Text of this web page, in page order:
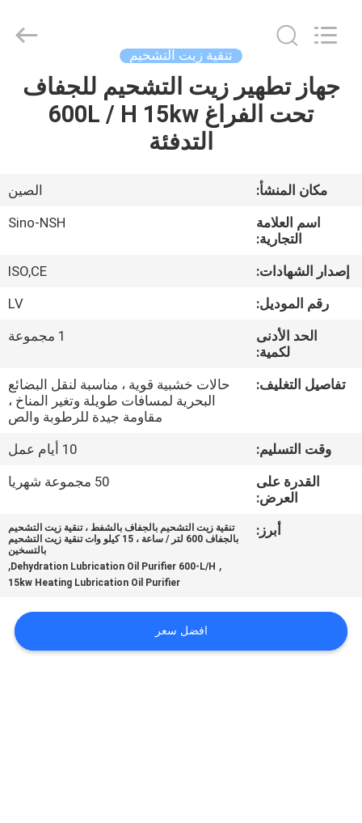
الصفحة
الرئيسية
معلومات
جولة
اتصل
اطلب
اقتباس
Manufacture
Reserved.
تنقية زيت التشحيم
جهاز تطهير زيت التشحيم للجفاف
تحت الفراغ 600L / H 15kw
التدفئة
مكان المنشأ:
الصين
اسم العلامة
التجارية:
Sino-NSH
إصدار الشهادات:
ISO,CE
رقم الموديل:
LV
الحد الأدنى
لكمية:
1 مجموعة
تفاصيل التغليف:
حالات خشبية قوية ، مناسبة لنقل البضائع
البحرية لمسافات طويلة وتغير المناخ ،
مقاومة جيدة للرطوبة والص
وقت التسليم:
10 أيام عمل
القدرة على
العرض:
50 مجموعة شهريا
أبرز:
تنقية زيت التشحيم بالجفاف بالشفط ، تنقية زيت التشحيم
بالجفاف 600 لتر / ساعة ، 15 كيلو وات تنقية زيت التشحيم
بالتسخين
,
Dehydration Lubrication Oil Purifier 600-L/H
,
15kw Heating Lubrication Oil Purifier
افضل سعر